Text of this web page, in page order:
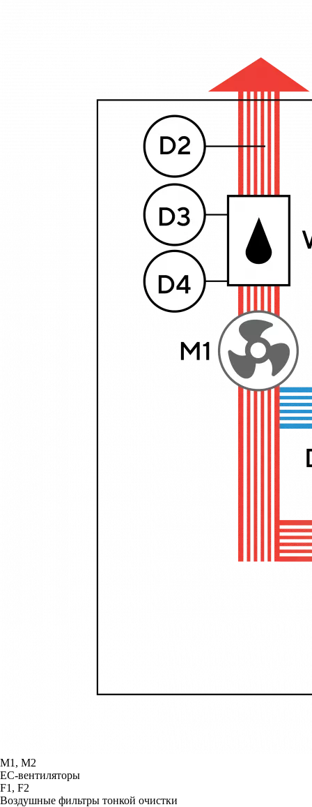
М1, М2
ЕС-вентиляторы
F1, F2
Воздушные фильтры тонкой очистки